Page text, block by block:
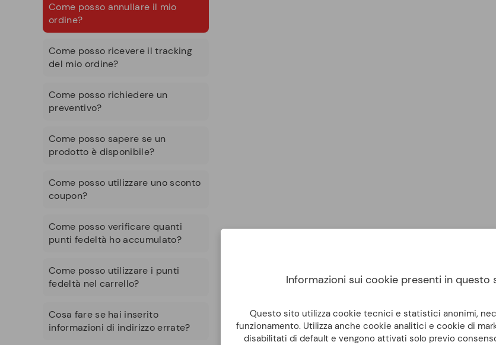
Come posso annullare il mio
ordine?
Come posso ricevere il tracking
del mio ordine?
Come posso richiedere un
preventivo?
Come posso sapere se un
prodotto è disponibile?
Come posso utilizzare uno sconto
coupon?
Come posso verificare quanti
punti fedeltà ho accumulato?
Come posso utilizzare i punti
fedeltà nel carrello?
Cosa fare se hai inserito
informazioni di indirizzo errate?
Informazioni sui cookie presenti in questo
Questo sito utilizza cookie tecnici e statistici anonimi,
funzionamento. Utilizza anche cookie analitici e cookie di
disabilitati di default e vengono attivati solo previo